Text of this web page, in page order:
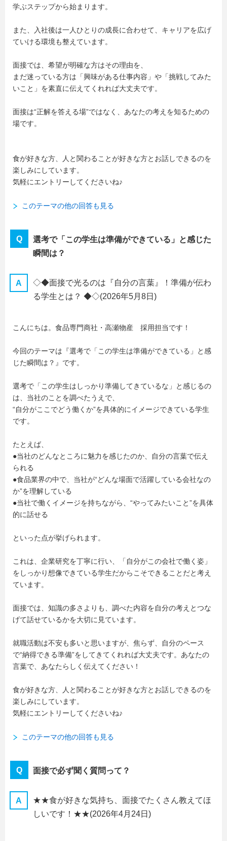
学ぶステップから始まります。
また、入社後は一人ひとりの成長に合わせて、キャリアを広げ
ていける環境も整えています。
面接では、希望が明確な方はその理由を、
まだ迷っている方は「興味がある仕事内容」や「挑戦してみた
いこと」を素直に伝えてくれれば大丈夫です。
面接は“正解を答える場”ではなく、あなたの考えを知るための
場です。
食が好きな方、人と関わることが好きな方とお話しできるのを
楽しみにしています。
気軽にエントリーしてくださいね♪
このテーマの他の回答も見る
選考で「この学生は準備ができている」と感じた
瞬間は？
◇◆面接で光るのは『自分の言葉』！準備が伝わ
る学生とは？ ◆◇(2026年5月8日)
こんにちは。食品専門商社・高瀬物産 採用担当です！
今回のテーマは『選考で「この学生は準備ができている」と感
じた瞬間は？』です。
選考で「この学生はしっかり準備してきているな」と感じるの
は、当社のことを調べたうえで、
“自分がここでどう働くか”を具体的にイメージできている学生
です。
たとえば、
●当社のどんなところに魅力を感じたのか、自分の言葉で伝え
られる
●食品業界の中で、当社が“どんな場面で活躍している会社なの
か”を理解している
●当社で働くイメージを持ちながら、“やってみたいこと”を具体
的に話せる
といった点が挙げられます。
これは、企業研究を丁寧に行い、「自分がこの会社で働く姿」
をしっかり想像できている学生だからこそできることだと考え
ています。
面接では、知識の多さよりも、調べた内容を自分の考えとつな
げて話せているかを大切に見ています。
就職活動は不安も多いと思いますが、焦らず、自分のペース
で“納得できる準備”をしてきてくれれば大丈夫です。あなたの
言葉で、あなたらしく伝えてください！
食が好きな方、人と関わることが好きな方とお話しできるのを
楽しみにしています。
気軽にエントリーしてくださいね♪
このテーマの他の回答も見る
面接で必ず聞く質問って？
★★食が好きな気持ち、面接でたくさん教えてほ
しいです！★★(2026年4月24日)